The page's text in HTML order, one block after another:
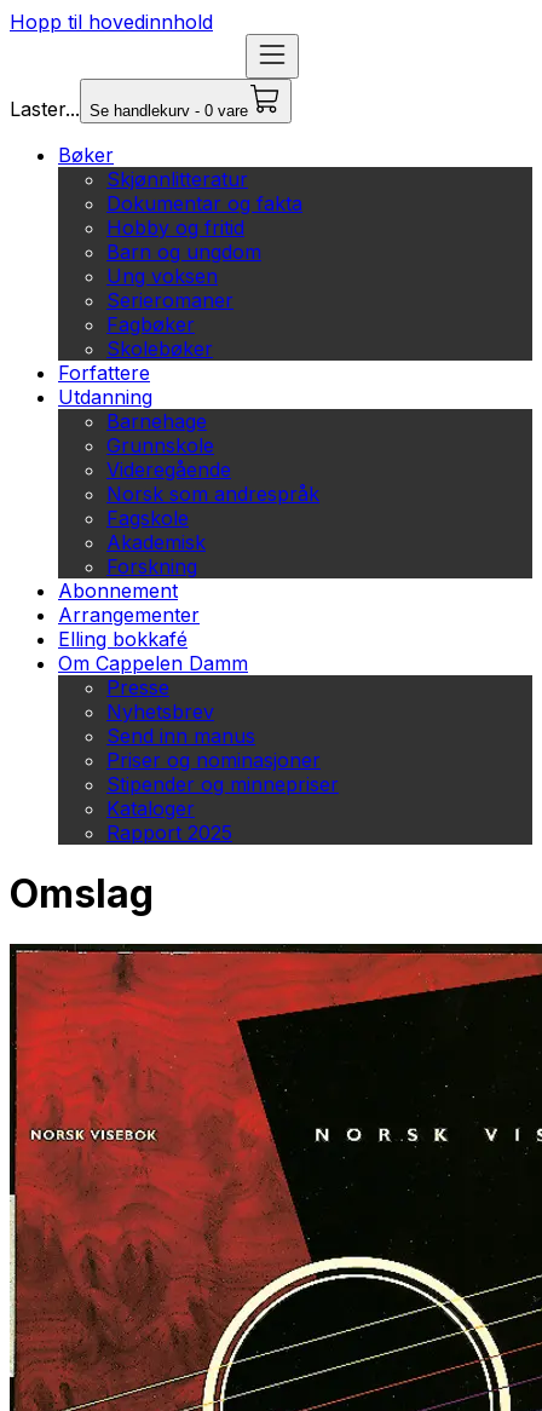
Hopp til hovedinnhold
Laster... Se handlekurv - 0 vare
Bøker
Skjønnlitteratur
Dokumentar og fakta
Hobby og fritid
Barn og ungdom
Ung voksen
Serieromaner
Fagbøker
Skolebøker
Forfattere
Utdanning
Barnehage
Grunnskole
Videregående
Norsk som andrespråk
Fagskole
Akademisk
Forskning
Abonnement
Arrangementer
Elling bokkafé
Om Cappelen Damm
Presse
Nyhetsbrev
Send inn manus
Priser og nominasjoner
Stipender og minnepriser
Kataloger
Rapport 2025
Omslag